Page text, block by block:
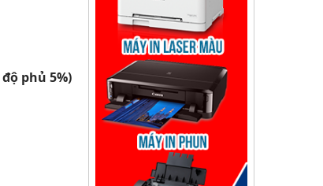
phủ 5%)